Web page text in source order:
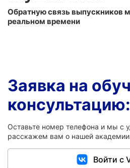
Обратную связь выпускников
реальном времени
Заявка на
консультацию:
Оставьте номер телефона и мы с
расскажем вам о нашей
Войти с